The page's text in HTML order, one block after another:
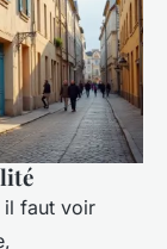
il faut voir